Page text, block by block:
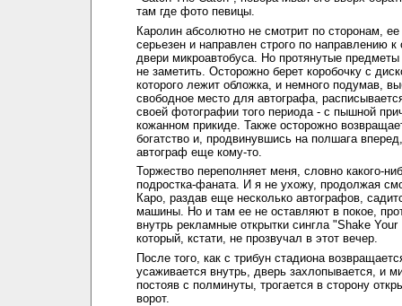
там где фото певицы.
Каролин абсолютно не смотрит по сторонам, ее
серьезен и направлен строго по направлению к
двери микроавтобуса. Но протянутые
не заметить. Осторожно берет коробочку с
которого лежит обложка, и немного подумав,
свободное место для автографа,
своей фотографии того периода - с пышной
кожанном прикиде. Также осторожно
богатство и, продвинувшись на полшага
автограф еще кому-то.
Торжество переполняет меня, словно какого-
подростка-фаната. И я не ухожу, продолжая
Каро, раздав еще несколько автографов,
машины. Но и там ее не оставляют в покое,
внутрь рекламные открытки сингла "Shake Your
который, кстати, не прозвучал в этот вечер.
После того, как с трибун стадиона
усаживается внутрь, дверь захлопывается, и
постояв с полминуты, трогается в сторону
ворот.